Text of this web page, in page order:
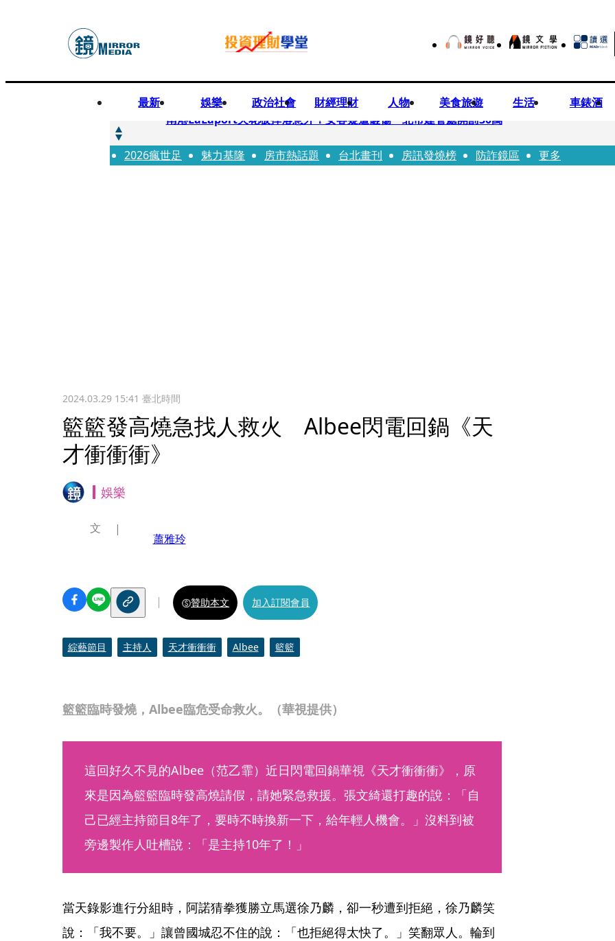
最新 娛樂 政治社會 財經理財 人物 美食旅遊 生活 車錶酒
快訊
南港LaLaport天花板掉落意外！女客疑遭砸傷 北市建管處開罰30萬
快訊
川普又出招！多晶矽產品課15%關稅12月生效 經濟部回應了
2026瘋世足 魅力基隆 房市熱話題 台北畫刊 房訊發燒榜 防詐鏡區 更多
2024.03.29 15:41 臺北時間
籃籃發高燒急找人救火 Albee閃電回鍋《天
才衝衝衝》
娛樂
籃籃臨時發燒，Albee臨危受命救火。（華視提供）
文
蕭雅玲
贊助本文 加入訂閱會員
綜藝節目 主持人 天才衝衝衝 Albee 籃籃
這回好久不見的Albee（范乙霏）近日閃電回鍋華視《天才衝衝衝》，原
來是因為籃籃臨時發高燒請假，請她緊急救援。張文綺還打趣的說：「自
己已經主持節目8年了，要時不時換新一下，給年輕人機會。」沒料到被
旁邊製作人吐槽說：「是主持10年了！」
當天錄影進行分組時，阿諾猜拳獲勝立馬選徐乃麟，卻一秒遭到拒絕，徐乃麟笑
說：「我不要。」讓曾國城忍不住的說：「也拒絕得太快了。」笑翻眾人。輪到